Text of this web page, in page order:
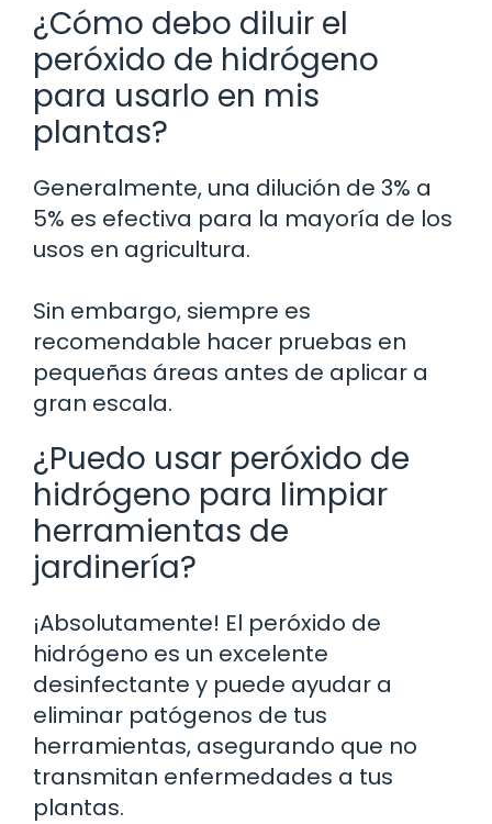
¿Cómo debo diluir el
peróxido de hidrógeno
para usarlo en mis
plantas?
Generalmente, una dilución de 3% a
5% es efectiva para la mayoría de los
usos en agricultura.
Sin embargo, siempre es
recomendable hacer pruebas en
pequeñas áreas antes de aplicar a
gran escala.
¿Puedo usar peróxido de
hidrógeno para limpiar
herramientas de
jardinería?
¡Absolutamente! El peróxido de
hidrógeno es un excelente
desinfectante y puede ayudar a
eliminar patógenos de tus
herramientas, asegurando que no
transmitan enfermedades a tus
plantas.